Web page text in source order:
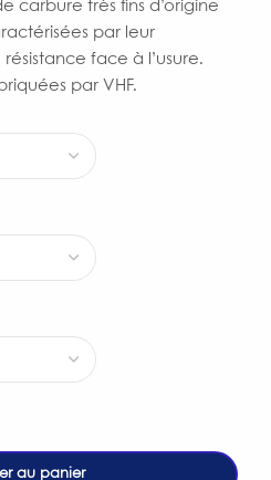
carbure très fins d’origine
par leur
face à l’usure.
par VHF.
au panier